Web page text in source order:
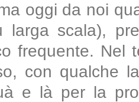
oggi da noi
larga scala),
frequente. Nel
con qualche
e là per la